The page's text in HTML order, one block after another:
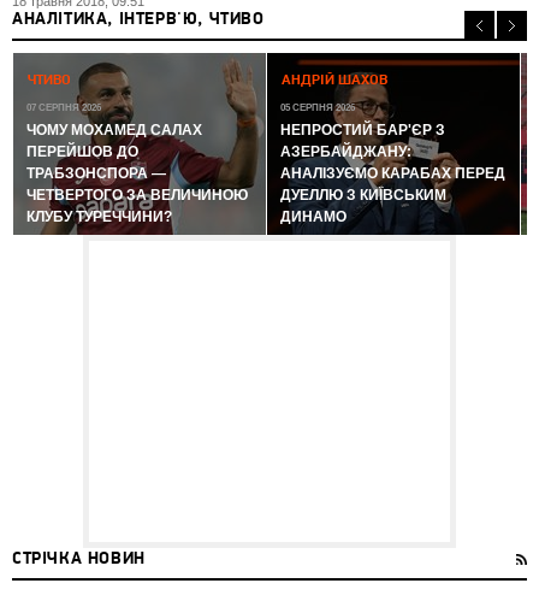
АНАЛІТИКА, ІНТЕРВ'Ю, ЧТИВО
ЧТИВО
07 СЕРПНЯ 2026
ЧОМУ МОХАМЕД САЛАХ
ПЕРЕЙШОВ ДО
ТРАБЗОНСПОРА —
ЧЕТВЕРТОГО ЗА ВЕЛИЧИНОЮ
КЛУБУ ТУРЕЧЧИНИ?
АНДРІЙ ШАХОВ
05 СЕРПНЯ 2026
НЕПРОСТИЙ БАР'ЄР З
АЗЕРБАЙДЖАНУ:
АНАЛІЗУЄМО КАРАБАХ ПЕРЕД
ДУЕЛЛЮ З КИЇВСЬКИМ
ДИНАМО
СТРІЧКА НОВИН